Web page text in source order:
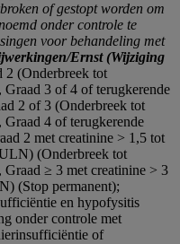
of gestopt worden om
onder controle te
voor behandeling met
Ernst (Wijziging
2 (Onderbreek tot
3 of 4 of terugkerende
2 of 3 (Onderbreek tot
4 of terugkerende
2 met creatinine > 1,5 tot
(Onderbreek tot
≥ 3 met creatinine > 3
(Stop permanent);
en hypofysitis
onder controle met
of